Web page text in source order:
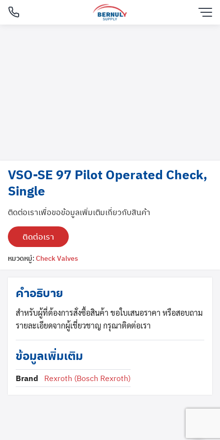
Skip
English
Search
for:
VSO-SE 97 Pilot Operated Check,
Single
ติดต่อเราเพื่อขอข้อมูลเพิ่มเติมเกี่ยวกับสินค้า
ติดต่อเรา
หมวดหมู่: Check Valves
คำอธิบาย
สำหรับผู้ที่ต้องการสั่งซื้อสินค้า ขอใบเสนอราคา หรือสอบถาม
รายละเอียดจากผู้เชี่ยวชาญ กรุณาติดต่อเรา
ข้อมูลเพิ่มเติม
Brand Rexroth (Bosch Rexroth)